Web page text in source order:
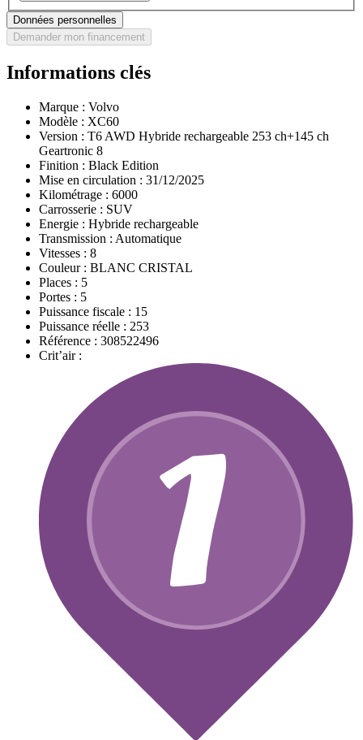
Données personnelles
Demander mon financement
Informations clés
Marque : Volvo
Modèle : XC60
Version : T6 AWD Hybride rechargeable 253 ch+145 ch
Geartronic 8
Finition : Black Edition
Mise en circulation : 31/12/2025
Kilométrage : 6000
Carrosserie : SUV
Energie : Hybride rechargeable
Transmission : Automatique
Vitesses : 8
Couleur : BLANC CRISTAL
Places : 5
Portes : 5
Puissance fiscale : 15
Puissance réelle : 253
Référence : 308522496
Crit’air :